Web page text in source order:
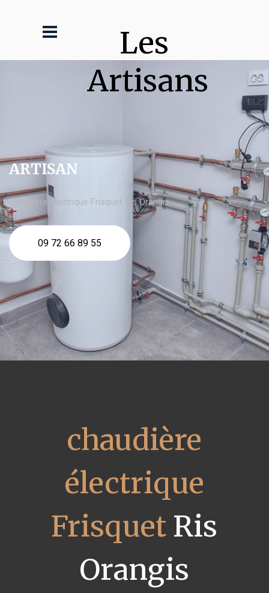
Les
Artisans
ARTISAN
chaudière électrique Frisquet Ris Orangis
09 72 66 89 55
chaudière
électrique
Frisquet Ris
Orangis